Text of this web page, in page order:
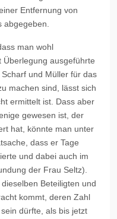
Entfernung von
man wohl
Überlegung ausgeführte
und Müller für das
machen sind, lässt sich
ermittelt ist. Dass aber
gewesen ist, der
hat, könnte man unter
dass er Tage
und dabei auch im
der Frau Seltz).
Beteiligten und
kommt, deren Zahl
dürfte, als bis jetzt